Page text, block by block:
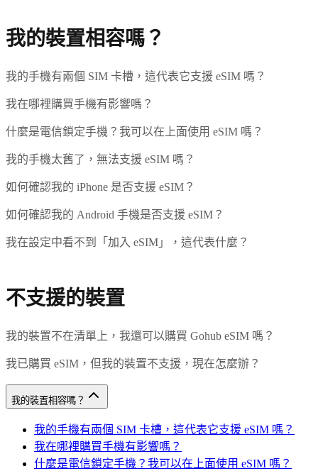
我的裝置相容嗎？
我的手機有兩個 SIM 卡槽，這代表它支援 eSIM 嗎？
我在哪裡購買手機有影響嗎？
什麼是電信鎖定手機？我可以在上面使用 eSIM 嗎？
我的手機太舊了，無法支援 eSIM 嗎？
如何確認我的 iPhone 是否支援 eSIM？
如何確認我的 Android 手機是否支援 eSIM？
我在設定中看不到「加入 eSIM」，這代表什麼？
不支援的裝置
我的裝置不在清單上，我還可以購買 Gohub eSIM 嗎？
我已購買 eSIM，但我的裝置不支援，現在怎麼辦？
我的裝置相容嗎？
我的手機有兩個 SIM 卡槽，這代表它支援 eSIM 嗎？
我在哪裡購買手機有影響嗎？
什麼是電信鎖定手機？我可以在上面使用 eSIM 嗎？